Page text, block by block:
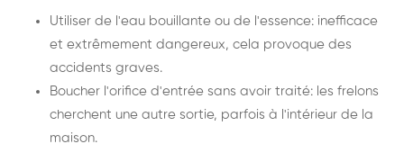
Utiliser de l'eau bouillante ou de l'essence: inefficace
et extrêmement dangereux, cela provoque des
accidents graves.
Boucher l'orifice d'entrée sans avoir traité: les frelons
cherchent une autre sortie, parfois à l'intérieur de la
maison.